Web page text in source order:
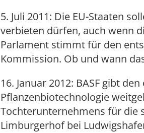
5. Juli 2011: Die EU-Staaten
verbieten dürfen, auch wenn
Parlament stimmt für den
Kommission. Ob und wann
16. Januar 2012: BASF gibt
Pflanzenbiotechnologie
Tochterunternehmens für die
Limburgerhof bei